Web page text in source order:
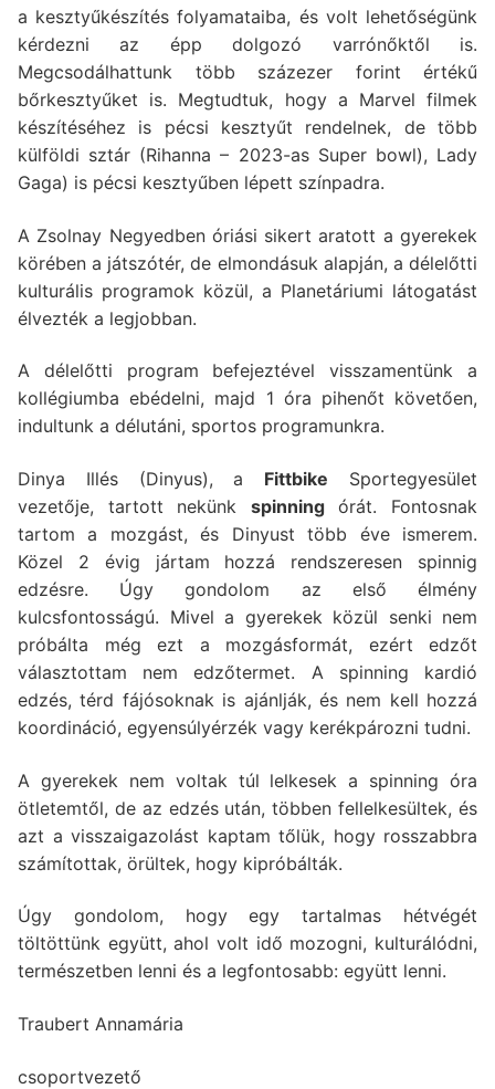
a kesztyűkészítés folyamataiba, és volt lehetőségünk
kérdezni az épp dolgozó varrónőktől is.
Megcsodálhattunk több százezer forint értékű
bőrkesztyűket is. Megtudtuk, hogy a Marvel filmek
készítéséhez is pécsi kesztyűt rendelnek, de több
külföldi sztár (Rihanna – 2023-as Super bowl), Lady
Gaga) is pécsi kesztyűben lépett színpadra.
A Zsolnay Negyedben óriási sikert aratott a gyerekek
körében a játszótér, de elmondásuk alapján, a délelőtti
kulturális programok közül, a Planetáriumi látogatást
élvezték a legjobban.
A délelőtti program befejeztével visszamentünk a
kollégiumba ebédelni, majd 1 óra pihenőt követően,
indultunk a délutáni, sportos programunkra.
Dinya Illés (Dinyus), a Fittbike Sportegyesület
vezetője, tartott nekünk spinningórát. Fontosnak
tartom a mozgást, és Dinyust több éve ismerem.
Közel 2 évig jártam hozzá rendszeresen spinnig
edzésre. Úgy gondolom az első élmény
kulcsfontosságú. Mivel a gyerekek közül senki nem
próbálta még ezt a mozgásformát, ezért edzőt
választottam nem edzőtermet. A spinning kardió
edzés, térd fájósoknak is ajánlják, és nem kell hozzá
koordináció, egyensúlyérzék vagy kerékpározni tudni.
A gyerekek nem voltak túl lelkesek a spinning óra
ötletemtől, de az edzés után, többen fellelkesültek, és
azt a visszaigazolást kaptam tőlük, hogy rosszabbra
számítottak, örültek, hogy kipróbálták.
Úgy gondolom, hogy egy tartalmas hétvégét
töltöttünk együtt, ahol volt idő mozogni, kulturálódni,
természetben lenni és a legfontosabb: együtt lenni.
Traubert Annamária
csoportvezető